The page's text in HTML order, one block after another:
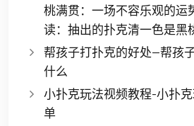
桃满贯：一场不容乐观的运
读：抽出的扑克清一色是黑
帮孩子打扑克的好处—帮孩
什么
小扑克玩法视频教程-小扑
单